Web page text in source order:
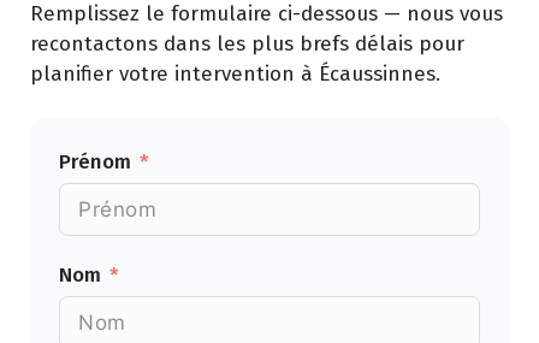
Remplissez le formulaire ci-dessous — nous vous
recontactons dans les plus brefs délais pour
planifier votre intervention à Écaussinnes.
Prénom
Nom